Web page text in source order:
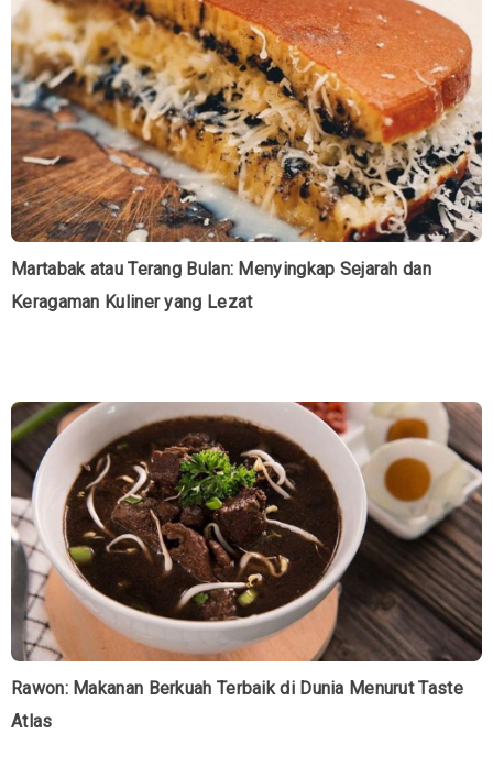
Martabak atau Terang Bulan: Menyingkap Sejarah dan
Keragaman Kuliner yang Lezat
Rawon: Makanan Berkuah Terbaik di Dunia Menurut Taste
Atlas